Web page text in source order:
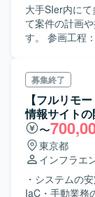
大手SIer内に
て案件の計画
す。 参画工程
募集終了
【フルリモ
情報サイト
〜
東京都
インフラエ
・システムの
IaC・手動業務